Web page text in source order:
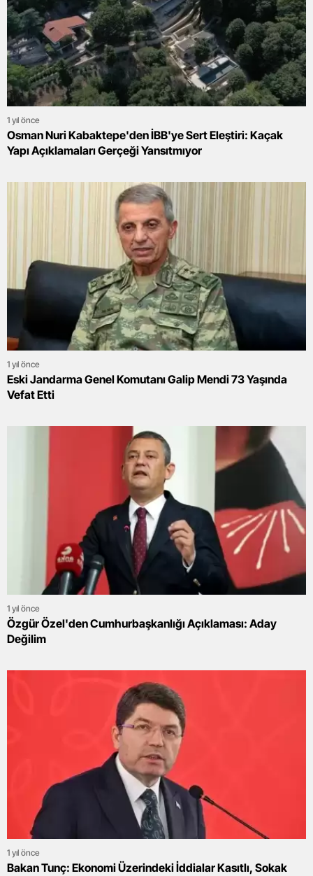
1 yıl önce
Osman Nuri Kabaktepe'den İBB'ye Sert Eleştiri: Kaçak
Yapı Açıklamaları Gerçeği Yansıtmıyor
1 yıl önce
Eski Jandarma Genel Komutanı Galip Mendi 73 Yaşında
Vefat Etti
1 yıl önce
Özgür Özel'den Cumhurbaşkanlığı Açıklaması: Aday
Değilim
1 yıl önce
Bakan Tunç: Ekonomi Üzerindeki İddialar Kasıtlı, Sokak